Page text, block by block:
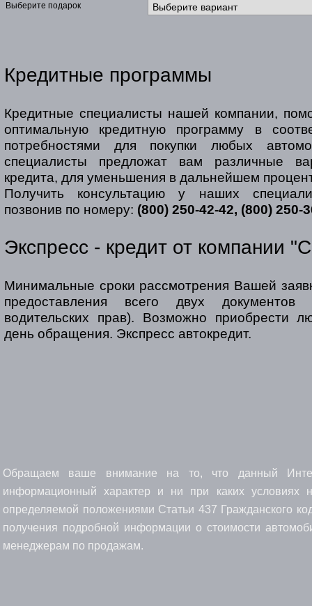
Выберите подарок
Кредитные программы
Кредитные специалисты нашей компании,
оптимальную кредитную программу в
потребностями для покупки любых
специалисты предложат вам различные
кредита, для уменьшения в дальнейшем
Получить консультацию у наших
позвонив по номеру: (800) 250-42-42, (800) 250-
Экспресс - кредит от компании
Минимальные сроки рассмотрения Вашей
предоставления всего двух
водительских прав). Возможно приобрести
день обращения. Экспресс автокредит.
Обращаем ваше внимание на то, что данный
информационный характер и ни при каких условиях
определяемой положениями Статьи 437 Гражданского
получения подробной информации о стоимости
менеджерам по продажам.